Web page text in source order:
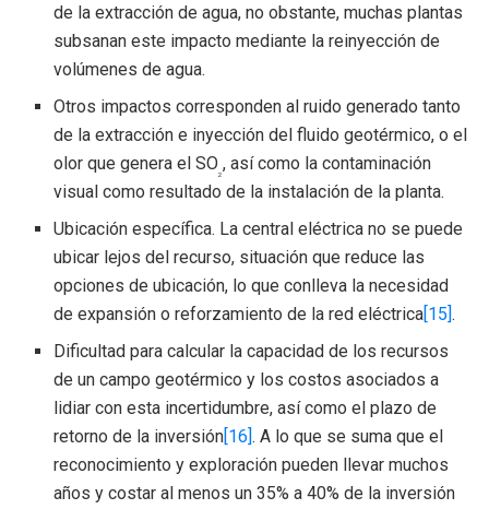
de la extracción de agua, no obstante, muchas plantas
subsanan este impacto mediante la reinyección de
volúmenes de agua.
Otros impactos corresponden al ruido generado tanto
de la extracción e inyección del fluido geotérmico, o el
olor que genera el SO
2
, así como la contaminación
visual como resultado de la instalación de la planta.
Ubicación específica. La central eléctrica no se puede
ubicar lejos del recurso, situación que reduce las
opciones de ubicación, lo que conlleva la necesidad
de expansión o reforzamiento de la red eléctrica[15].
Dificultad para calcular la capacidad de los recursos
de un campo geotérmico y los costos asociados a
lidiar con esta incertidumbre, así como el plazo de
retorno de la inversión[16]. A lo que se suma que el
reconocimiento y exploración pueden llevar muchos
años y costar al menos un 35% a 40% de la inversión